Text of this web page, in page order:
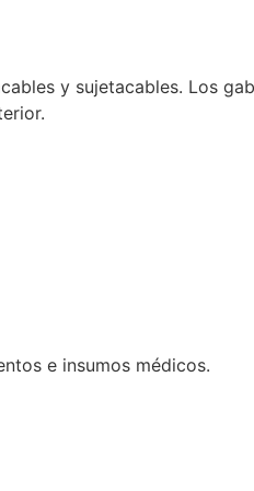
y sujetacables. Los
e insumos médicos.